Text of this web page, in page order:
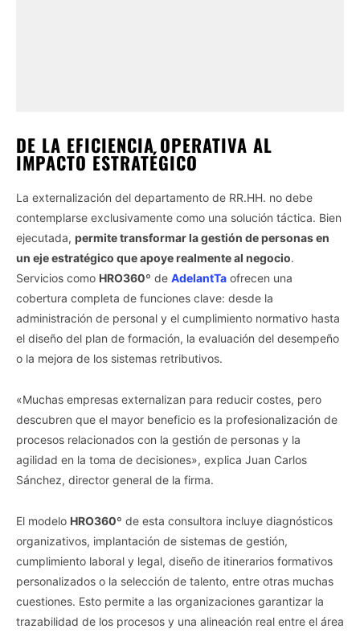
DE LA EFICIENCIA OPERATIVA AL
IMPACTO ESTRATÉGICO
La externalización del departamento de RR.HH. no debe
contemplarse exclusivamente como una solución táctica. Bien
ejecutada, permite transformar la gestión de personas en
un eje estratégico que apoye realmente al negocio.
Servicios como HRO360º de AdelantTa ofrecen una
cobertura completa de funciones clave: desde la
administración de personal y el cumplimiento normativo hasta
el diseño del plan de formación, la evaluación del desempeño
o la mejora de los sistemas retributivos.
«Muchas empresas externalizan para reducir costes, pero
descubren que el mayor beneficio es la profesionalización de
procesos relacionados con la gestión de personas y la
agilidad en la toma de decisiones», explica Juan Carlos
Sánchez, director general de la firma.
El modelo HRO360º de esta consultora incluye diagnósticos
organizativos, implantación de sistemas de gestión,
cumplimiento laboral y legal, diseño de itinerarios formativos
personalizados o la selección de talento, entre otras muchas
cuestiones. Esto permite a las organizaciones garantizar la
trazabilidad de los procesos y una alineación real entre el área